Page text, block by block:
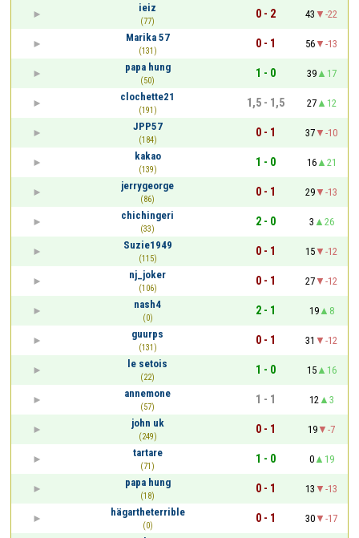
ieiz
(77)
0 - 2 43
-22
Marika 57
(131)
0 - 1 56
-13
papa hung
(50)
1 - 0 39
17
clochette21
(191)
1,5 - 1,5 27
12
JPP57
(184)
0 - 1 37
-10
kakao
(139)
1 - 0 16
21
jerrygeorge
(86)
0 - 1 29
-13
chichingeri
(33)
2 - 0 3
26
Suzie1949
(115)
0 - 1 15
-12
nj_joker
(106)
0 - 1 27
-12
nash4
(0)
2 - 1 19
8
guurps
(131)
0 - 1 31
-12
le setois
(22)
1 - 0 15
16
annemone
(57)
1 - 1 12
3
john uk
(249)
0 - 1 19
-7
tartare
(71)
1 - 0 0
19
papa hung
(18)
0 - 1 13
-13
hägartheterrible
(0)
0 - 1 30
-17